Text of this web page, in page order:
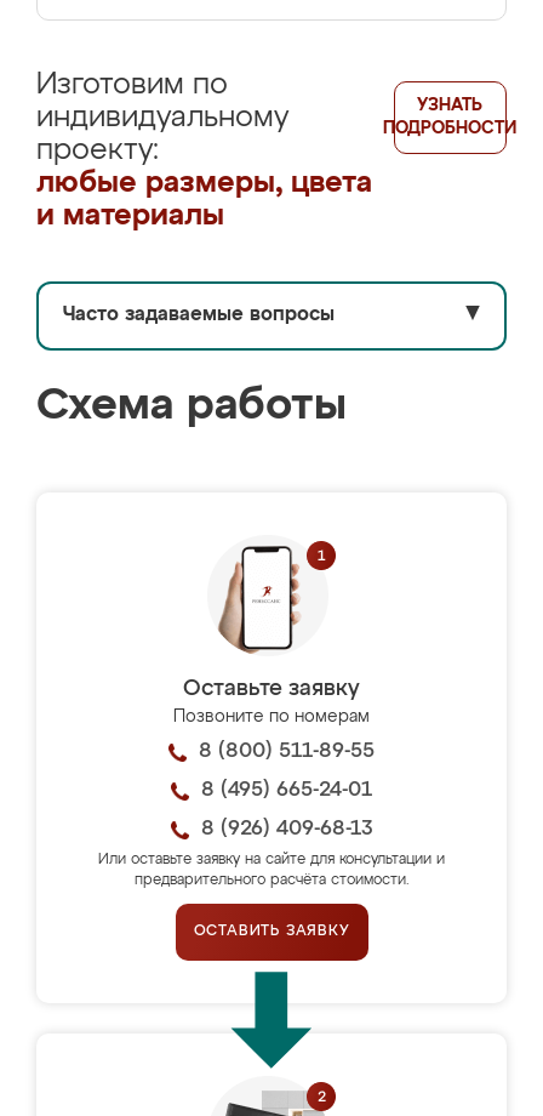
Изготовим по
индивидуальному
проекту:
любые размеры, цвета
и материалы
УЗНАТЬ
ПОДРОБНОСТИ
Часто задаваемые вопросы ▼
Схема работы
Оставьте заявку
Позвоните по номерам
8 (800) 511-89-55
8 (495) 665-24-01
8 (926) 409-68-13
Или оставьте заявку на сайте для консультации и
предварительного расчёта стоимости.
ОСТАВИТЬ ЗАЯВКУ